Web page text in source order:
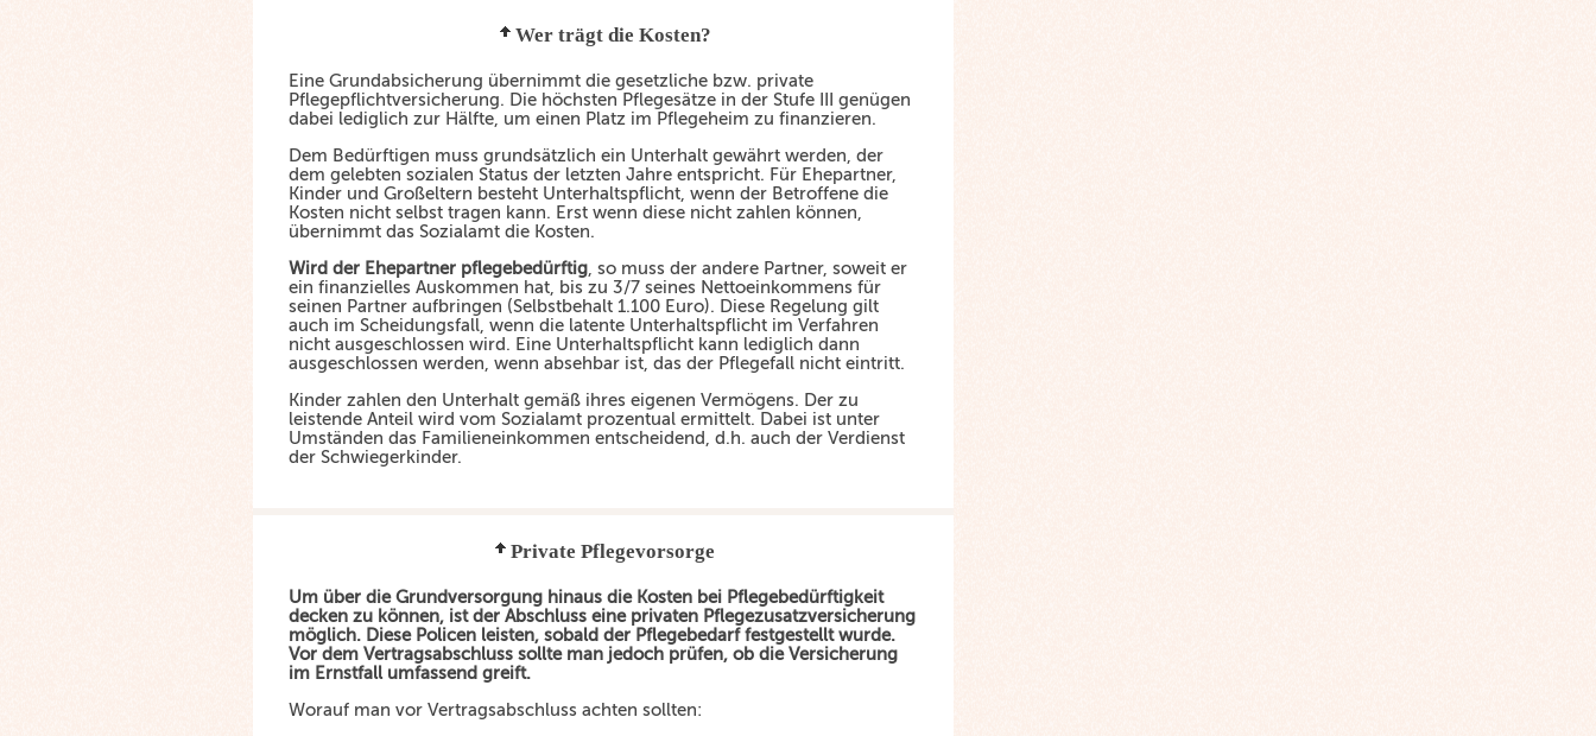
Wer trägt die Kosten?
Eine Grundabsicherung übernimmt die gesetzliche bzw. private
Pflegepflichtversicherung. Die höchsten Pflegesätze in der Stufe III genügen
dabei lediglich zur Hälfte, um einen Platz im Pflegeheim zu finanzieren.
Dem Bedürftigen muss grundsätzlich ein Unterhalt gewährt werden, der
dem gelebten sozialen Status der letzten Jahre entspricht. Für Ehepartner,
Kinder und Großeltern besteht Unterhaltspflicht, wenn der Betroffene die
Kosten nicht selbst tragen kann. Erst wenn diese nicht zahlen können,
übernimmt das Sozialamt die Kosten.
Wird der Ehepartner pflegebedürftig, so muss der andere Partner, soweit er
ein finanzielles Auskommen hat, bis zu 3/7 seines Nettoeinkommens für
seinen Partner aufbringen (Selbstbehalt 1.100 Euro). Diese Regelung gilt
auch im Scheidungsfall, wenn die latente Unterhaltspflicht im Verfahren
nicht ausgeschlossen wird. Eine Unterhaltspflicht kann lediglich dann
ausgeschlossen werden, wenn absehbar ist, das der Pflegefall nicht eintritt.
Kinder zahlen den Unterhalt gemäß ihres eigenen Vermögens. Der zu
leistende Anteil wird vom Sozialamt prozentual ermittelt. Dabei ist unter
Umständen das Familieneinkommen entscheidend, d.h. auch der Verdienst
der Schwiegerkinder.
Private Pflegevorsorge
Um über die Grundversorgung hinaus die Kosten bei Pflegebedürftigkeit
decken zu können, ist der Abschluss eine privaten Pflegezusatzversicherung
möglich. Diese Policen leisten, sobald der Pflegebedarf festgestellt wurde.
Vor dem Vertragsabschluss sollte man jedoch prüfen, ob die Versicherung
im Ernstfall umfassend greift.
Worauf man vor Vertragsabschluss achten sollten: